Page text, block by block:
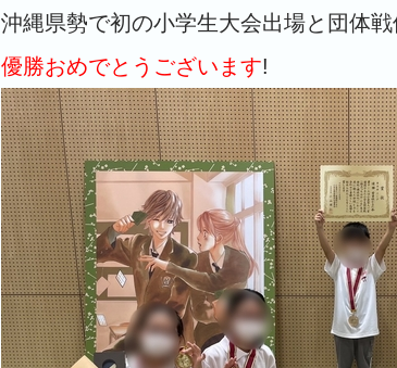
沖縄県勢で初の小学生大会出場と団体戦
優勝おめでとうございます!